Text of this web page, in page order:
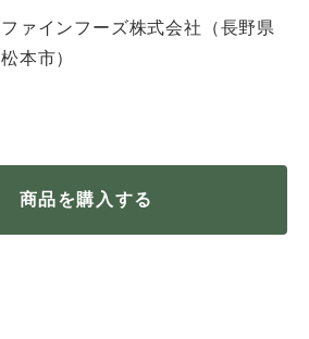
ファインフーズ株式会社（長野県
松本市）
商品を購入する